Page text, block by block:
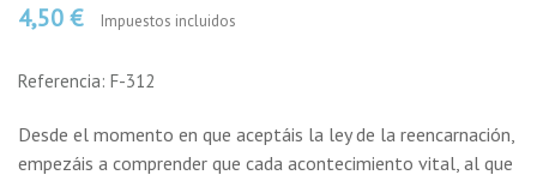
4,50 € Impuestos incluidos
Referencia: F-312
Desde el momento en que aceptáis la ley de la reencarnación,
empezáis a comprender que cada acontecimiento vital, al que